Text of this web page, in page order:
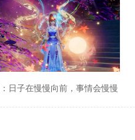
日子在慢慢向前，事情会慢慢